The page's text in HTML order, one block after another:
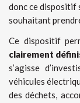
donc ce dispositif
souhaitant
Ce dispositif
clairement
s’agisse
véhicules
des déchets,